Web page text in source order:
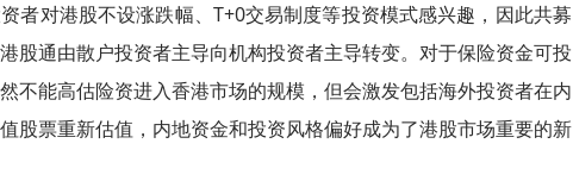
者对港股不设涨跌幅、T+0交易制度等投资模式感兴趣，因此共募
股通由散户投资者主导向机构投资者主导转变。对于保险资金可投
不能高估险资进入香港市场的规模，但会激发包括海外投资者在内
股票重新估值，内地资金和投资风格偏好成为了港股市场重要的新